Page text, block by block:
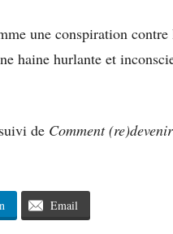
une conspiration contre
haine hurlante et
de Comment (re)devenir
Email